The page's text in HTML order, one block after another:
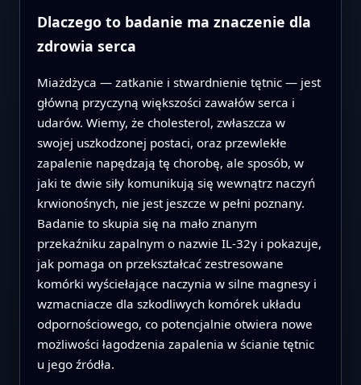
Dlaczego to badanie ma znaczenie dla
zdrowia serca
Miażdżyca — zatkanie i stwardnienie tętnic — jest
główną przyczyną większości zawałów serca i
udarów. Wiemy, że cholesterol, zwłaszcza w
swojej uszkodzonej postaci, oraz przewlekłe
zapalenie napędzają tę chorobę, ale sposób, w
jaki te dwie siły komunikują się wewnątrz naczyń
krwionośnych, nie jest jeszcze w pełni poznany.
Badanie to skupia się na mało znanym
przekaźniku zapalnym o nazwie IL‑32γ i pokazuje,
jak pomaga on przekształcać zestresowane
komórki wyściełające naczynia w silne magnesy i
wzmacniacze dla szkodliwych komórek układu
odpornościowego, co potencjalnie otwiera nowe
możliwości łagodzenia zapalenia w ścianie tętnic
u jego źródła.